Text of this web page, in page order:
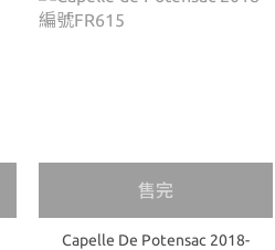
售完
Capelle De Potensac 2018-